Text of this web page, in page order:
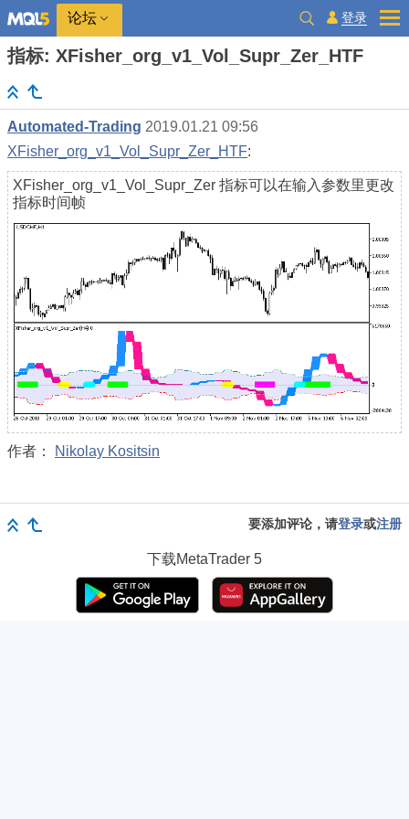
论坛 登录
指标: XFisher_org_v1_Vol_Supr_Zer_HTF
Automated-Trading 2019.01.21 09:56
XFisher_org_v1_Vol_Supr_Zer_HTF:
XFisher_org_v1_Vol_Supr_Zer 指标可以在输入参数里更改
指标时间帧
作者： Nikolay Kositsin
要添加评论，请登录或注册
下载MetaTrader 5